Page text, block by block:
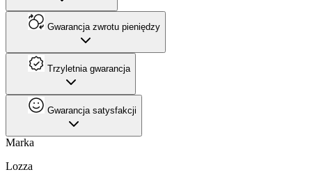
Gwarancja zwrotu pieniędzy
Trzyletnia gwarancja
Gwarancja satysfakcji
Marka
Lozza